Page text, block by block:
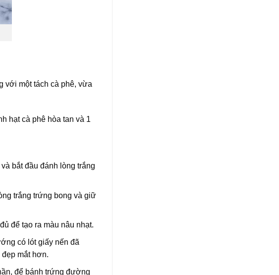
với một tách cà phê, vừa
hạt cà phê hòa tan và 1
bắt đầu đánh lòng trắng
trắng trứng bong và giữ
để tạo ra màu nâu nhạt.
có lót giấy nến đã
mắt hơn.
để bánh trứng đường